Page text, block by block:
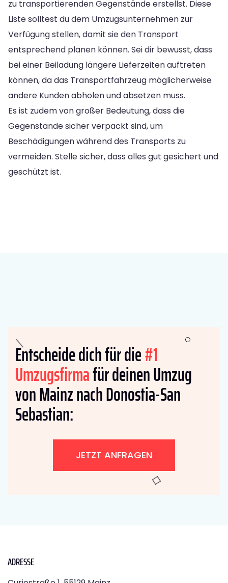
zu transportierenden Gegenstände erstellst. Diese
Liste solltest du dem Umzugsunternehmen zur
Verfügung stellen, damit sie den Transport
entsprechend planen können. Sei dir bewusst, dass
bei einer Beiladung längere Lieferzeiten auftreten
können, da das Transportfahrzeug möglicherweise
andere Kunden abholen und absetzen muss.
Es ist zudem von großer Bedeutung, dass die
Gegenstände sicher verpackt sind, um
Beschädigungen während des Transports zu
vermeiden. Stelle sicher, dass alles gut gesichert und
geschützt ist.
Entscheide dich für die#1
Umzugsfirmafür deinen Umzug
von Mainz nach Donostia-San
Sebastian:
JETZT ANFRAGEN
ADRESSE